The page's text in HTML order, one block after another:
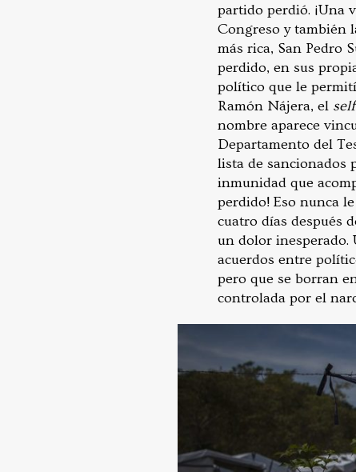
partido perdió. ¡Una
Congreso y también
más rica, San Pedro
perdido, en sus
político que le
Ramón Nájera, el
nombre aparece
Departamento del
lista de sancionados
inmunidad que
perdido! Eso nunca
cuatro días después
un dolor inesperado.
acuerdos entre
pero que se borran
controlada por el